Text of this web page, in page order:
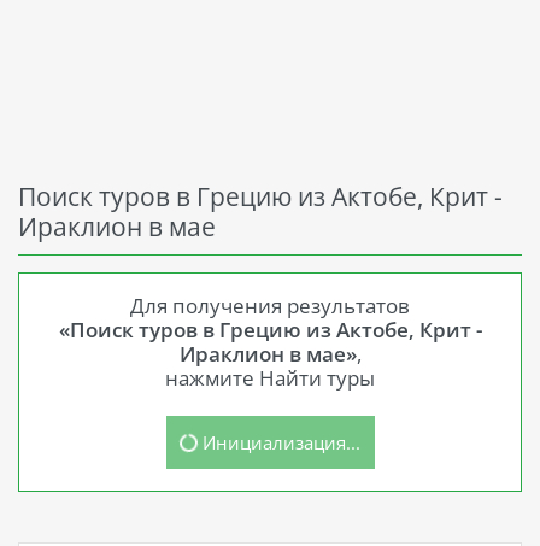
Поиск туров в Грецию из Актобе, Крит -
Ираклион в мае
Для получения результатов
«Поиск туров в Грецию из Актобе, Крит -
Ираклион в мае»,
нажмите Найти туры
Инициализация...